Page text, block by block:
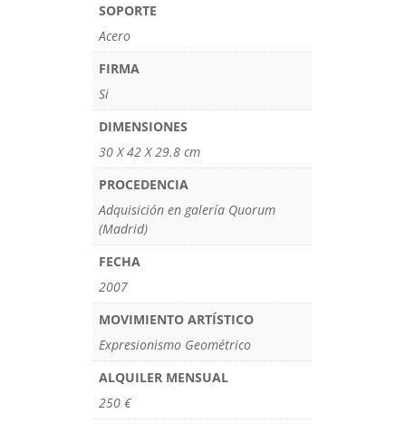
SOPORTE
Acero
FIRMA
Si
DIMENSIONES
30 X 42 X 29.8 cm
PROCEDENCIA
Adquisición en galería Quorum
(Madrid)
FECHA
2007
MOVIMIENTO ARTÍSTICO
Expresionismo Geométrico
ALQUILER MENSUAL
250 €